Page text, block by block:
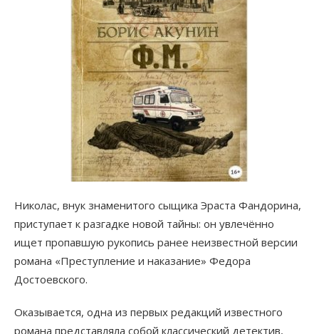
Николас, внук знаменитого сыщика Эраста Фандорина,
приступает к разгадке новой тайны: он увлечённо
ищет пропавшую рукопись ранее неизвестной версии
романа «Преступление и наказание» Федора
Достоевского.
Оказывается, одна из первых редакций известного
романа представляла собой классический детектив,